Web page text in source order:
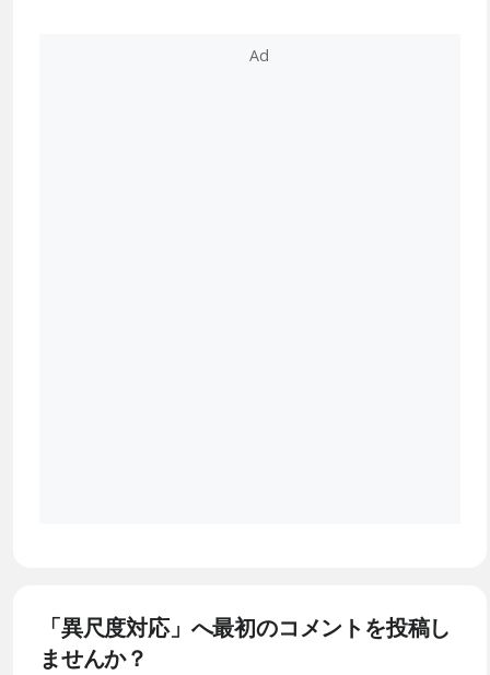
「異尺度対応」へ最初のコメントを投稿し
ませんか？